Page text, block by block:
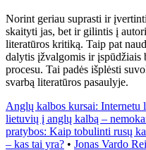
Norint geriau suprasti ir
skaityti jas, bet ir gilintis į
literatūros kritiką. Taip pat
dalytis įžvalgomis ir įspūdžiais
procesu. Tai padės išplėsti
svarbą literatūros pasaulyje.
Anglų kalbos kursai: Internetu
lietuvių į anglų kalbą –
pratybos: Kaip tobulinti rusų
– kas tai yra? • Jonas Vardo